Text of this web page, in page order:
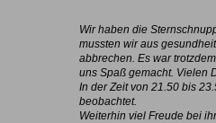
Wir haben die
mussten wir aus
abbrechen. Es war
uns Spaß gemacht. Vielen
In der Zeit von 21.50 bis
beobachtet.
Weiterhin viel Freude bei